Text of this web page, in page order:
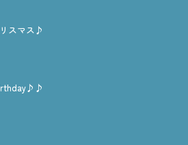
スマス♪